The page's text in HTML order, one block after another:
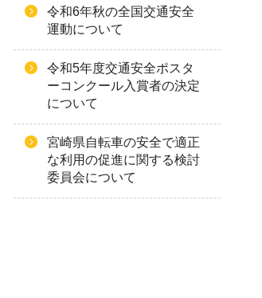
令和6年秋の全国交通安全
運動について
令和5年度交通安全ポスタ
ーコンクール入賞者の決定
について
宮崎県自転車の安全で適正
な利用の促進に関する検討
委員会について